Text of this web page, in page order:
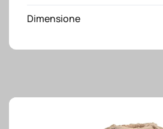
Dimensione